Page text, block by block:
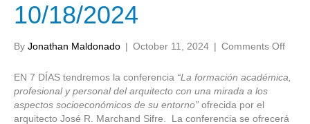
10/18/2024
By Jonathan Maldonado | October 11, 2024 | Comments Offon
Y
EN 7 DÍAS tendremos la conferencia “La formación académica,
profesional y personal del arquitecto con una mirada a los
aspectos socioeconómicos de su entorno” ofrecida por el
arquitecto José R. Marchand Sifre. La conferencia se ofrecerá